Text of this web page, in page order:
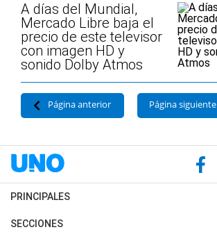
A días del Mundial,
Mercado Libre baja el
precio de este televisor
con imagen HD y
sonido Dolby Atmos
Página anterior Página siguiente
PRINCIPALES
Últimas Noticias
SECCIONES